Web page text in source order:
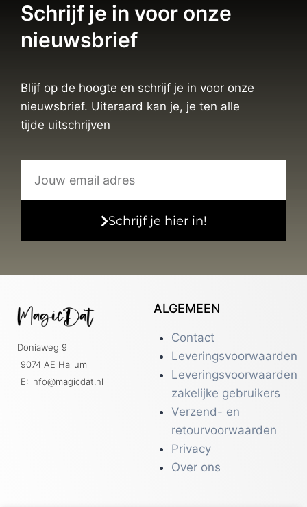
Schrijf je in voor onze
nieuwsbrief
Blijf op de hoogte en schrijf je in voor onze
nieuwsbrief. Uiteraard kan je, je ten alle
tijde uitschrijven
Schrijf je hier in!
Doniaweg 9
9074 AE Hallum
E: info@magicdat.nl
ALGEMEEN
Contact
Leveringsvoorwaarden
Leveringsvoorwaarden
zakelijke gebruikers
Verzend- en
retourvoorwaarden
Privacy
Over ons